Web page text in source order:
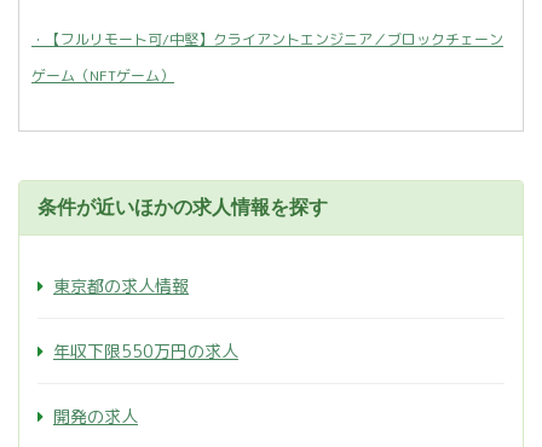
・【フルリモート可/中堅】クライアントエンジニア／ブロックチェーン
ゲーム（NFTゲーム）
条件が近いほかの求人情報を探す
東京都の求人情報
年収下限550万円の求人
開発の求人